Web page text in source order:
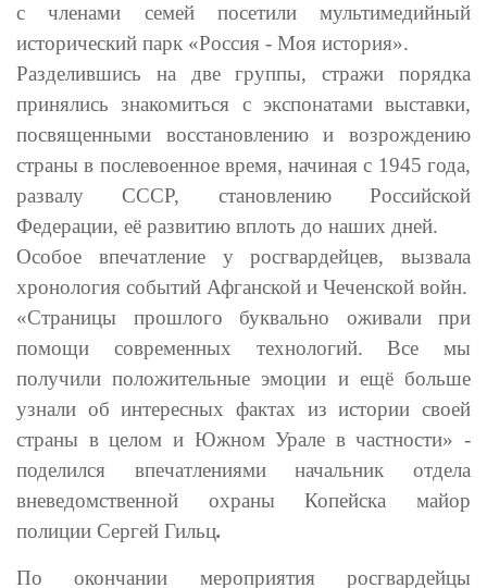
с членами семей посетили мультимедийный
исторический парк «Россия - Моя история».
Разделившись на две группы, стражи порядка
принялись знакомиться с экспонатами выставки,
посвященными восстановлению и возрождению
страны в послевоенное время, начиная с 1945 года,
развалу СССР, становлению Российской
Федерации, её развитию вплоть до наших дней.
Особое впечатление у росгвардейцев, вызвала
хронология событий Афганской и Чеченской войн.
«Страницы прошлого буквально оживали при
помощи современных технологий. Все мы
получили положительные эмоции и ещё больше
узнали об интересных фактах из истории своей
страны в целом и Южном Урале в частности» -
поделился впечатлениями начальник отдела
вневедомственной охраны Копейска майор
полиции Сергей Гильц.
По окончании мероприятия росгвардейцы